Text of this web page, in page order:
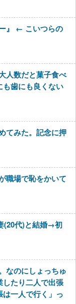
』 ← こいつらの
人数だと菓子食べ
歯にも良くない
てみた。記念に押
職場で恥をかいて
(20代)と結婚→初
なのにしょっちゅ
したり二人で出張
一人で行く」っ